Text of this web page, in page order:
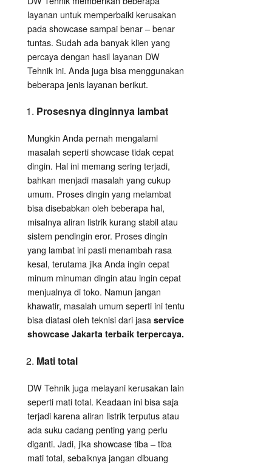
layanan untuk memperbaiki kerusakan
pada showcase sampai benar – benar
tuntas. Sudah ada banyak klien yang
percaya dengan hasil layanan DW
Tehnik ini. Anda juga bisa menggunakan
beberapa jenis layanan berikut.
Prosesnya dinginnya lambat
Mungkin Anda pernah mengalami
masalah seperti showcase tidak cepat
dingin. Hal ini memang sering terjadi,
bahkan menjadi masalah yang cukup
umum. Proses dingin yang melambat
bisa disebabkan oleh beberapa hal,
misalnya aliran listrik kurang stabil atau
sistem pendingin eror. Proses dingin
yang lambat ini pasti menambah rasa
kesal, terutama jika Anda ingin cepat
minum minuman dingin atau ingin cepat
menjualnya di toko. Namun jangan
khawatir, masalah umum seperti ini tentu
bisa diatasi oleh teknisi dari jasa service
showcase Jakarta terbaik terpercaya.
Mati total
DW Tehnik juga melayani kerusakan lain
seperti mati total. Keadaan ini bisa saja
terjadi karena aliran listrik terputus atau
ada suku cadang penting yang perlu
diganti. Jadi, jika showcase tiba – tiba
mati total, sebaiknya jangan dibuang